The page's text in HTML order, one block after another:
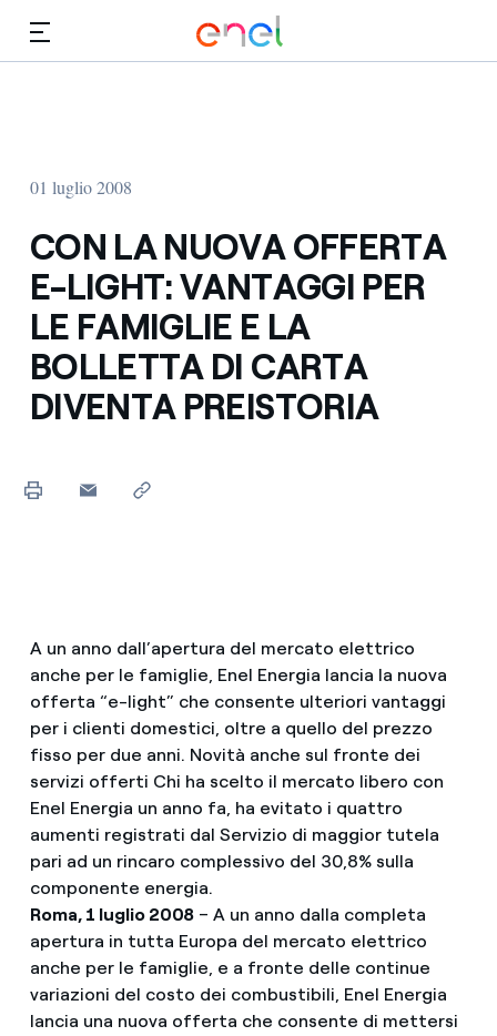
01 luglio 2008
CON LA NUOVA OFFERTA
E-LIGHT: VANTAGGI PER
LE FAMIGLIE E LA
BOLLETTA DI CARTA
DIVENTA PREISTORIA
A un anno dall’apertura del mercato elettrico
anche per le famiglie, Enel Energia lancia la nuova
offerta “e-light” che consente ulteriori vantaggi
per i clienti domestici, oltre a quello del prezzo
fisso per due anni. Novità anche sul fronte dei
servizi offerti Chi ha scelto il mercato libero con
Enel Energia un anno fa, ha evitato i quattro
aumenti registrati dal Servizio di maggior tutela
pari ad un rincaro complessivo del 30,8% sulla
componente energia.
Roma, 1 luglio 2008 – A un anno dalla completa
apertura in tutta Europa del mercato elettrico
anche per le famiglie, e a fronte delle continue
variazioni del costo dei combustibili, Enel Energia
lancia una nuova offerta che consente di mettersi